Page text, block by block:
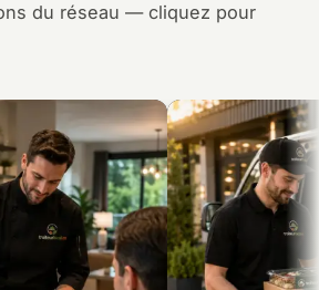
du réseau — cliquez pour